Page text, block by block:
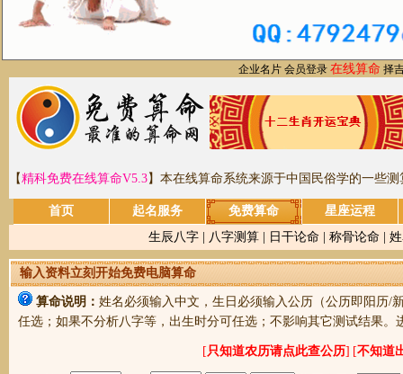
企业名片 会员登录 在线算命 择
【精科免费在线算命V5.3】本在线算命系统来源于中国民俗学的一些
首页 起名服务 免费算命
星座运程
生辰八字
八字测算 日干论命 |称骨论命 |
输入资料立刻开始免费电脑算命
算命说明： 姓名必须输入中文，生日必须输入公历（公历即阳历/
任选；如果不分析八字等，出生时分可任选；不影响其它测试结果
[只知道农历请点此查公历] [不知道